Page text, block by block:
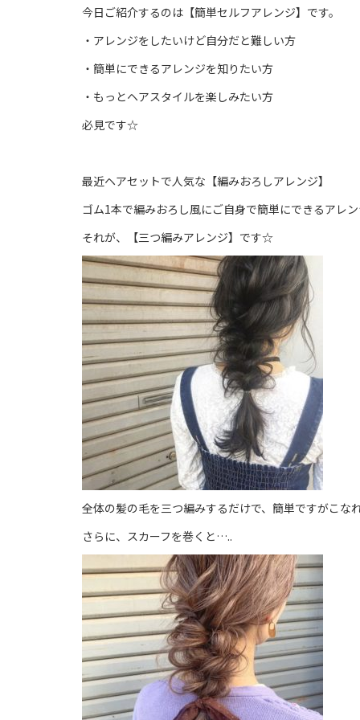
今日ご紹介するのは【簡単セルフアレンジ】です。
・アレンジをしたいけど自分だと難しい方
・簡単にできるアレンジを知りたい方
・もっとヘアスタイルを楽しみたい方
必見です☆
最近ヘアセットで人気な【編みおろしアレンジ】
ゴム1本で編みおろし風にご自身で簡単にできるアレ
それが、【三つ編みアレンジ】です☆
全体の髪の毛を三つ編みするだけで、簡単ですがこな
さらに、スカーフを巻くと…..